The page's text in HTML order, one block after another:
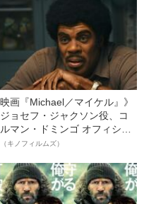
筆の謝罪文を提出――2023年
まれた記事
映画『Michael／マイケル』》
ョセフ・ジャクソン役、コ
マン・ドミンゴ オフィシャ
ンタビュー“観客を魅了した
る”《日本興収70億円突破》
キノフィルムズ）